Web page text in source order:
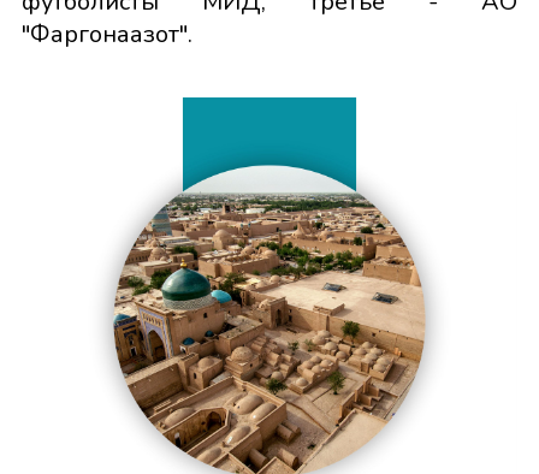
"Фаргонаазот".